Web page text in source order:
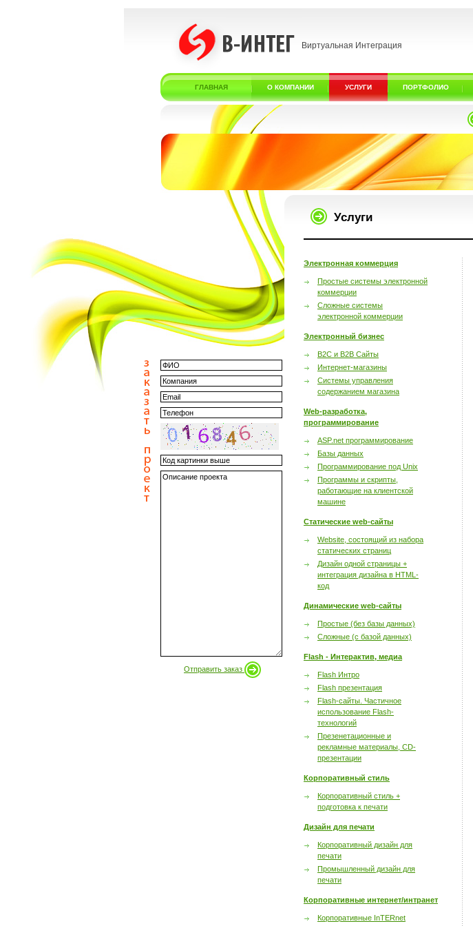
Виртуальная Интеграция
ГЛАВНАЯ О КОМПАНИИ УСЛУГИ ПОРТФОЛИО
Отправить заказ
Услуги
Электронная коммерция
Простые системы электронной
коммерции
Сложные системы
электронной коммерции
Электронный бизнес
B2C и B2B Сайты
Интернет-магазины
Системы управления
содержанием магазина
Web-разработка,
программирование
ASP.net программирование
Базы данных
Программирование под Unix
Программы и скрипты,
работающие на клиентской
машине
Статические web-сайты
Website, состоящий из набора
статических страниц
Дизайн одной страницы +
интеграция дизайна в HTML-
код
Динамические web-сайты
Простые (без базы данных)
Сложные (с базой данных)
Flash - Интерактив, медиа
Flash Интро
Flash презентация
Flash-сайты. Частичное
использование Flash-
технологий
Презенетационные и
рекламные материалы, CD-
презентации
Корпоративный стиль
Корпоративный стиль +
подготовка к печати
Дизайн для печати
Корпоративный дизайн для
печати
Промышленный дизайн для
печати
Корпоративные интернет/интранет
Корпоративные InTERnet